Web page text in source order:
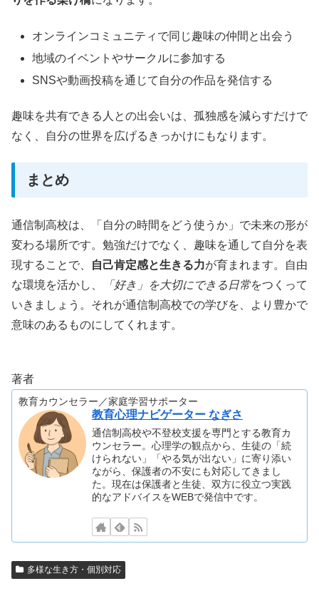
オンラインコミュニティで同じ趣味の仲間と出会う
地域のイベントやサークルに参加する
SNSや動画投稿を通じて自分の作品を発信する
趣味を共有できる人との出会いは、孤独感を減らすだけで
なく、自分の世界を広げるきっかけにもなります。
まとめ
通信制高校は、「自分の時間をどう使うか」で未来の形が
変わる場所です。勉強だけでなく、趣味を通して自分を表
現することで、
自己肯定感と生きる力が育まれます。自由
な環境を活かし、
「好き」を大切にできる日常をつくって
いきましょう。それが通信制高校での学びを、より豊かで
意味のあるものにしてくれます。
著者
教育カウンセラー／家庭学習サポーター
教育心理ナビゲーター なぎさ
通信制高校や不登校支援を専門とする教育カ
ウンセラー。心理学の観点から、生徒の「続
けられない」「やる気が出ない」に寄り添い
ながら、保護者の不安にも対応してきまし
た。現在は保護者と生徒、双方に役立つ実践
的なアドバイスをWEBで発信中です。
多様な生き方・個別対応